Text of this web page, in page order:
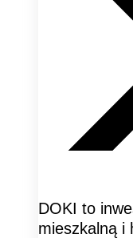
DOKI to
mieszkalną i